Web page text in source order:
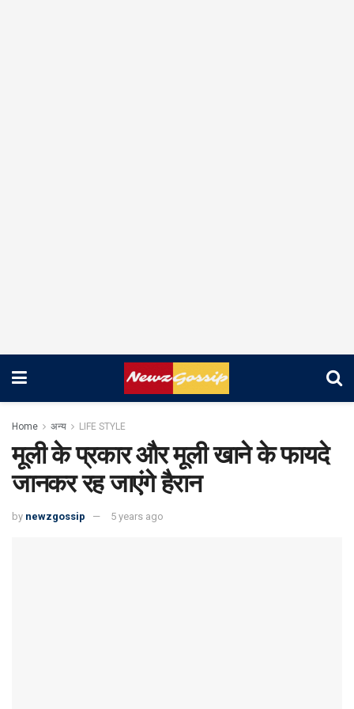
Home अन्य LIFE STYLE
मूली के प्रकार और मूली खाने के फायदे
जानकर रह जाएंगे हैरान
by newzgossip 5 years ago